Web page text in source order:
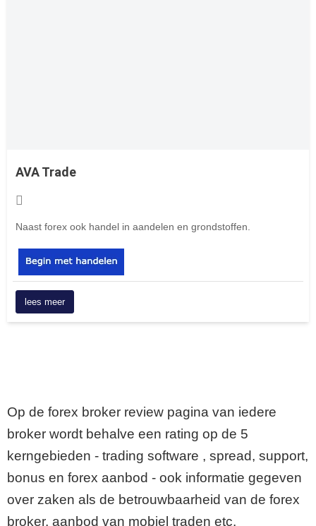
AVA Trade
Naast forex ook handel in aandelen en grondstoffen.
lees meer
Op de forex broker review pagina van iedere
broker wordt behalve een rating op de 5
kerngebieden - trading software , spread, support,
bonus en forex aanbod - ook informatie gegeven
over zaken als de betrouwbaarheid van de forex
broker, aanbod van mobiel traden etc.